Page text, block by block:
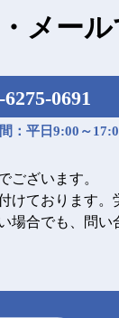
メー
6275-0691
：平日9:00～
ございます。
ております。
合でも、問